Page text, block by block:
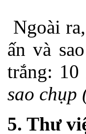
Ngoài
ấn và
trắng:
sao chụp
5. Thư